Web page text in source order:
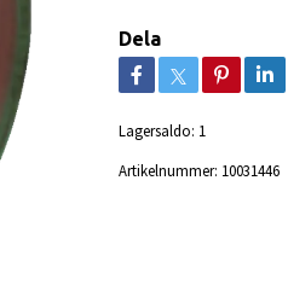
Dela
Lagersaldo: 1
Artikelnummer: 10031446